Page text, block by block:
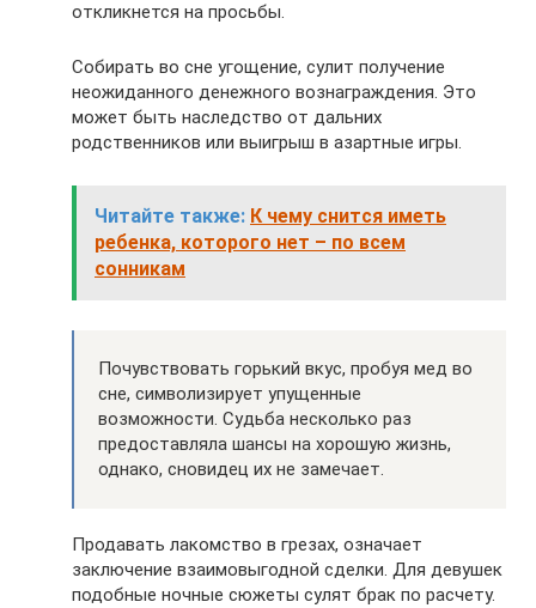
откликнется на просьбы.
Собирать во сне угощение, сулит получение
неожиданного денежного вознаграждения. Это
может быть наследство от дальних
родственников или выигрыш в азартные игры.
Читайте также: К чему снится иметь
ребенка, которого нет – по всем
сонникам
Почувствовать горький вкус, пробуя мед во
сне, символизирует упущенные
возможности. Судьба несколько раз
предоставляла шансы на хорошую жизнь,
однако, сновидец их не замечает.
Продавать лакомство в грезах, означает
заключение взаимовыгодной сделки. Для девушек
подобные ночные сюжеты сулят брак по расчету.